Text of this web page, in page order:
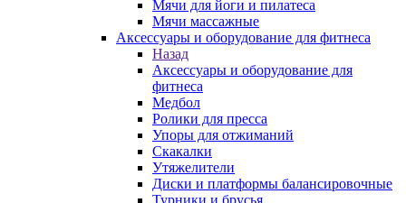
Мячи для йоги и пилатеса
Мячи массажные
Аксессуары и оборудование для фитнеса
Назад
Аксессуары и оборудование для
фитнеса
Медбол
Ролики для пресса
Упоры для отжиманий
Скакалки
Утяжелители
Диски и платформы балансировочные
Турники и брусья